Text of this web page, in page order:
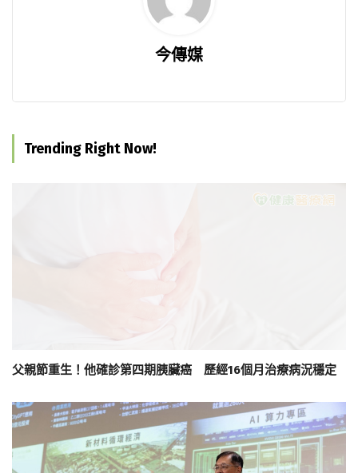
今傳媒
Trending Right Now!
父親節重生！他確診第四期胰臟癌 歷經16個月治療病況穩定